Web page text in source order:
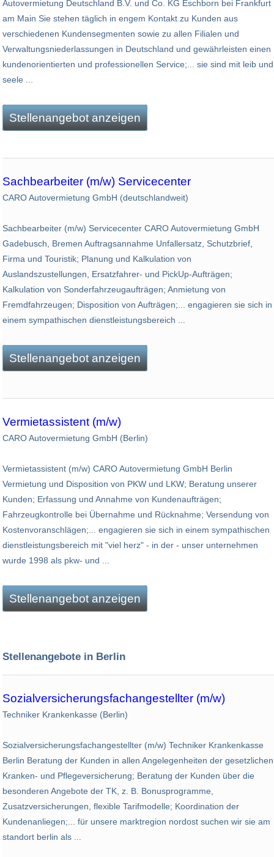
Autovermietung Deutschland B.V. und Co. KG Eschborn bei Frankfurt
am Main Sie stehen täglich in engem Kontakt zu Kunden aus
verschiedenen Kundensegmenten sowie zu allen Filialen und
Verwaltungsniederlassungen in Deutschland und gewährleisten einen
kundenorientierten und professionellen Service;... sie sind mit leib und
seele ...
Stellenangebot anzeigen
Sachbearbeiter (m/w) Servicecenter
CARO Autovermietung GmbH (deutschlandweit)
Sachbearbeiter (m/w) Servicecenter CARO Autovermietung GmbH
Gadebusch, Bremen Auftragsannahme Unfallersatz, Schutzbrief,
Firma und Touristik; Planung und Kalkulation von
Auslandszustellungen, Ersatzfahrer- und PickUp-Aufträgen;
Kalkulation von Sonderfahrzeugaufträgen; Anmietung von
Fremdfahrzeugen; Disposition von Aufträgen;... engagieren sie sich in
einem sympathischen dienstleistungsbereich ...
Stellenangebot anzeigen
Vermietassistent (m/w)
CARO Autovermietung GmbH (Berlin)
Vermietassistent (m/w) CARO Autovermietung GmbH Berlin
Vermietung und Disposition von PKW und LKW; Beratung unserer
Kunden; Erfassung und Annahme von Kundenaufträgen;
Fahrzeugkontrolle bei Übernahme und Rücknahme; Versendung von
Kostenvoranschlägen;... engagieren sie sich in einem sympathischen
dienstleistungsbereich mit "viel herz" - in der - unser unternehmen
wurde 1998 als pkw- und ...
Stellenangebot anzeigen
Stellenangebote in Berlin
Sozialversicherungsfachangestellter (m/w)
Techniker Krankenkasse (Berlin)
Sozialversicherungsfachangestellter (m/w) Techniker Krankenkasse
Berlin Beratung der Kunden in allen Angelegenheiten der gesetzlichen
Kranken- und Pflegeversicherung; Beratung der Kunden über die
besonderen Angebote der TK, z. B. Bonusprogramme,
Zusatzversicherungen, flexible Tarifmodelle; Koordination der
Kundenanliegen;... für unsere marktregion nordost suchen wir sie am
standort berlin als ...